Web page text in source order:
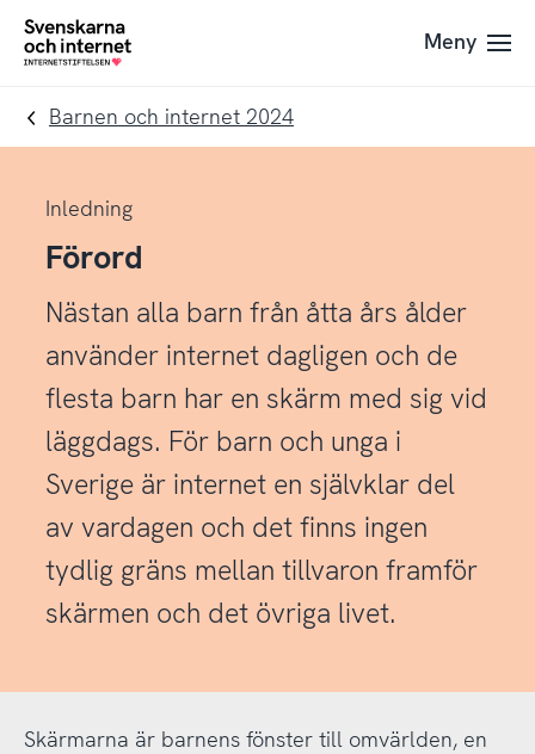
Till
navigation
Till
innehåll
To
Meny
Barnen och internet 2024
Inledning
Förord
Nästan alla barn från åtta års ålder
använder internet dagligen och de
flesta barn har en skärm med sig vid
läggdags. För barn och unga i
Sverige är internet en självklar del
av vardagen och det finns ingen
tydlig gräns mellan tillvaron framför
skärmen och det övriga livet.
Skärmarna är barnens fönster till omvärlden, en